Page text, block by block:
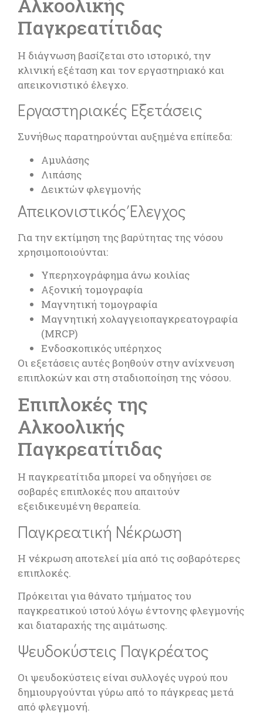
Παγκρεατίτιδας
Η διάγνωση βασίζεται στο ιστορικό, την
κλινική εξέταση και τον εργαστηριακό και
απεικονιστικό έλεγχο.
Εργαστηριακές Εξετάσεις
Συνήθως παρατηρούνται αυξημένα επίπεδα:
Αμυλάσης
Λιπάσης
Δεικτών φλεγμονής
Απεικονιστικός Έλεγχος
Για την εκτίμηση της βαρύτητας της νόσου
χρησιμοποιούνται:
Υπερηχογράφημα άνω κοιλίας
Αξονική τομογραφία
Μαγνητική τομογραφία
Μαγνητική χολαγγειοπαγκρεατογραφία
(MRCP)
Ενδοσκοπικός υπέρηχος
Οι εξετάσεις αυτές βοηθούν στην ανίχνευση
επιπλοκών και στη σταδιοποίηση της νόσου.
Επιπλοκές της
Αλκοολικής
Παγκρεατίτιδας
Η παγκρεατίτιδα μπορεί να οδηγήσει σε
σοβαρές επιπλοκές που απαιτούν
εξειδικευμένη θεραπεία.
Παγκρεατική Νέκρωση
Η νέκρωση αποτελεί μία από τις σοβαρότερες
επιπλοκές.
Πρόκειται για θάνατο τμήματος του
παγκρεατικού ιστού λόγω έντονης φλεγμονής
και διαταραχής της αιμάτωσης.
Ψευδοκύστεις Παγκρέατος
Οι ψευδοκύστεις είναι συλλογές υγρού που
δημιουργούνται γύρω από το πάγκρεας μετά
από φλεγμονή.